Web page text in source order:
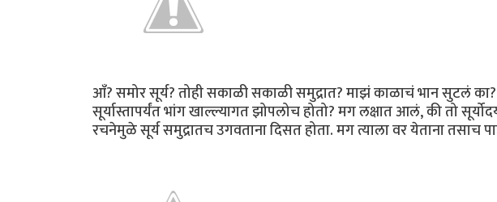
आँ? समोर सूर्य? तोही सकाळी सकाळी समुद्रात? माझं काळाचं भान सुटलं का?
सूर्यास्तापर्यंत भांग खाल्ल्यागत झोपलोच होतो? मग लक्षात आलं, की तो
रचनेमुळे सूर्य समुद्रातच उगवताना दिसत होता. मग त्याला वर येताना तसाच